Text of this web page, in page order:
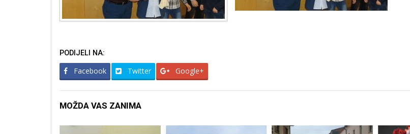
PODIJELI NA:
Facebook Twitter Google+
MOŽDA VAS ZANIMA